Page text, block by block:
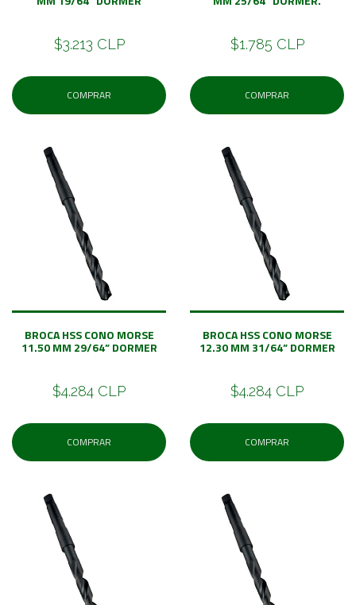
$3.213 CLP
COMPRAR
$1.785 CLP
COMPRAR
BROCA HSS CONO MORSE
11.50 MM 29/64” DORMER
$4.284 CLP
COMPRAR
BROCA HSS CONO MORSE
12.30 MM 31/64” DORMER
$4.284 CLP
COMPRAR